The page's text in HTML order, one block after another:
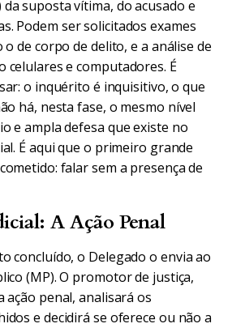
suposta vítima, do acusado e
Podem ser solicitados exames
o de corpo de delito, e a análise de
celulares e computadores. É
o inquérito é inquisitivo, o que
há, nesta fase, o mesmo nível
e ampla defesa que existe no
É aqui que o primeiro grande
falar sem a presença de
A Ação Penal
concluído, o Delegado o envia ao
(MP). O promotor de justiça,
ação penal, analisará os
e decidirá se oferece ou não a